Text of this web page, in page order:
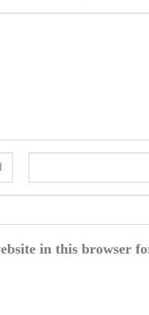
in this browser